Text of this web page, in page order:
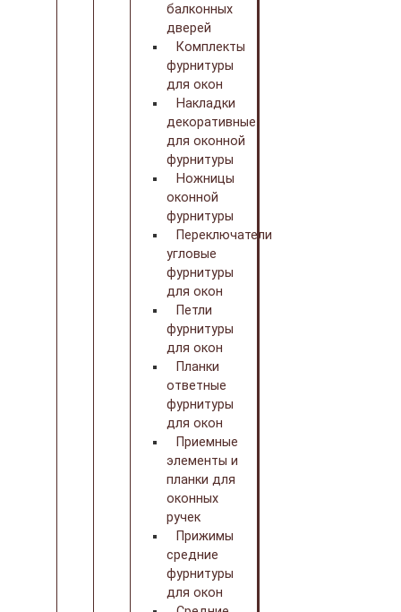
балконных
дверей
Комплекты
фурнитуры
для окон
Накладки
декоративные
для оконной
фурнитуры
Ножницы
оконной
фурнитуры
Переключатели
угловые
фурнитуры
для окон
Петли
фурнитуры
для окон
Планки
ответные
фурнитуры
для окон
Приемные
элементы и
планки для
оконных
ручек
Прижимы
средние
фурнитуры
для окон